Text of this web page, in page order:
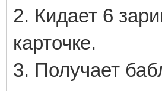
2. Кидает 6
карточке.
3. Получает